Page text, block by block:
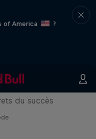
of America
?
du succès